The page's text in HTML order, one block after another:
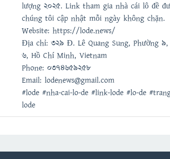
lượng 2025. Link tham gia nhà cái lô đề
chúng tôi cập nhật mỗi ngày không chặn.
Website: https://lode.news/
Địa chỉ: 329 Đ. Lê Quang Sung, Phường 9,
6, Hồ Chí Minh, Vietnam
Phone: 0374659258
Email: lodenews@gmail.com
#lode #nha-cai-lo-de #link-lode #lo-de
lode